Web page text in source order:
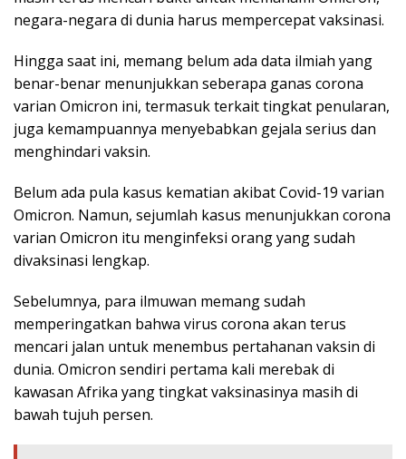
negara-negara di dunia harus mempercepat vaksinasi.
Hingga saat ini, memang belum ada data ilmiah yang
benar-benar menunjukkan seberapa ganas corona
varian Omicron ini, termasuk terkait tingkat penularan,
juga kemampuannya menyebabkan gejala serius dan
menghindari vaksin.
Belum ada pula kasus kematian akibat Covid-19 varian
Omicron. Namun, sejumlah kasus menunjukkan corona
varian Omicron itu menginfeksi orang yang sudah
divaksinasi lengkap.
Sebelumnya, para ilmuwan memang sudah
memperingatkan bahwa virus corona akan terus
mencari jalan untuk menembus pertahanan vaksin di
dunia. Omicron sendiri pertama kali merebak di
kawasan Afrika yang tingkat vaksinasinya masih di
bawah tujuh persen.